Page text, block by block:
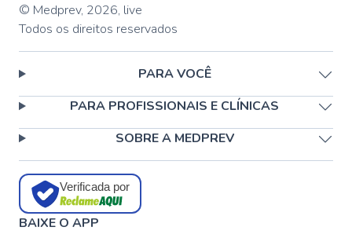
© Medprev, 2026, live
Todos os direitos reservados
PARA VOCÊ
PARA PROFISSIONAIS E CLÍNICAS
SOBRE A MEDPREV
Verificada por
BAIXE O APP